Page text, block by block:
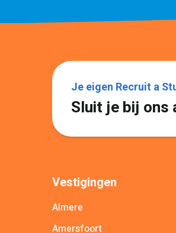
Je eigen Recruit a
Sluit je bij ons
Vestigingen
Almere
Amersfoort